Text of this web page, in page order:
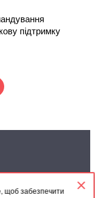
щоб забезпечити
підтримку